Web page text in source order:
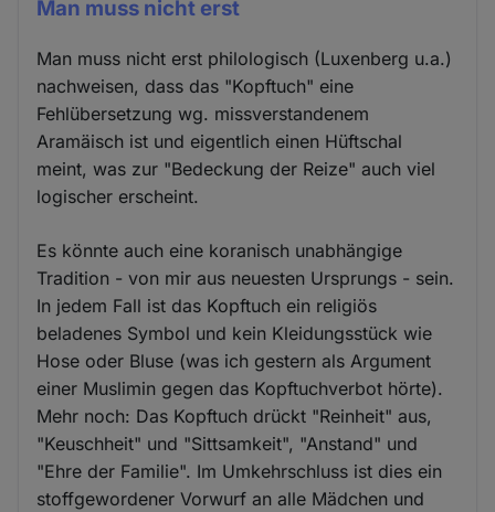
Man muss nicht erst
Man muss nicht erst philologisch (Luxenberg u.a.)
nachweisen, dass das "Kopftuch" eine
Fehlübersetzung wg. missverstandenem
Aramäisch ist und eigentlich einen Hüftschal
meint, was zur "Bedeckung der Reize" auch viel
logischer erscheint.
Es könnte auch eine koranisch unabhängige
Tradition - von mir aus neuesten Ursprungs - sein.
In jedem Fall ist das Kopftuch ein religiös
beladenes Symbol und kein Kleidungsstück wie
Hose oder Bluse (was ich gestern als Argument
einer Muslimin gegen das Kopftuchverbot hörte).
Mehr noch: Das Kopftuch drückt "Reinheit" aus,
"Keuschheit" und "Sittsamkeit", "Anstand" und
"Ehre der Familie". Im Umkehrschluss ist dies ein
stoffgewordener Vorwurf an alle Mädchen und